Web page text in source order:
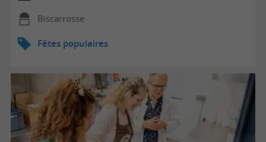
Biscarrosse
Fêtes populaires